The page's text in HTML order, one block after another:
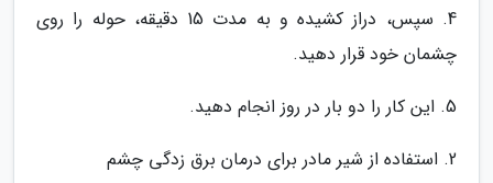
4. سپس، دراز کشیده و به مدت 15 دقیقه، حوله را روی
چشمان خود قرار دهید.
5. این کار را دو بار در روز انجام دهید.
2. استفاده از شیر مادر برای درمان برق زدگی چشم